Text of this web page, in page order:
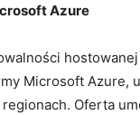
Azure
Microsoft Azure,
Oferta